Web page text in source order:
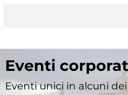
Eventi
Eventi unici in alcuni